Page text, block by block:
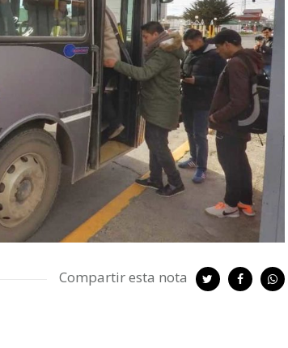
Compartir esta nota